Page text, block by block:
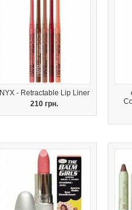
NYX - Retractable Lip Liner
210 грн.